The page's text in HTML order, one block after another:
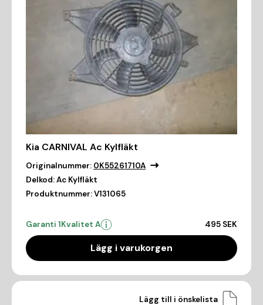
Kia CARNIVAL Ac Kylfläkt
Originalnummer: 0K55261710A
Delkod:Ac Kylfläkt
Produktnummer:V131065
Garanti 1Kvalitet A 495 SEK
Lägg i varukorgen
Lägg till i önskelista